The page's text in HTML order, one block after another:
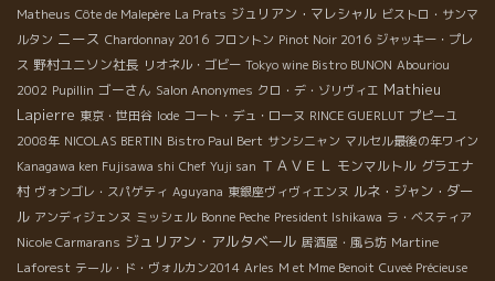
Matheus Côte de Malepère La Prats ジュリアン・マレシャル ビストロ・サンマ
ルタン ニース Chardonnay 2016 フロントン Pinot Noir 2016 ジャッキー・プレ
ス 野村ユニソン社長 リオネル・ゴビー Tokyo wine Bistro BUNON Abouriou
2002 Pupillin ゴーさん Salon Anonymes クロ・デ・ゾリヴィエ Mathieu
Lapierre 東京・世田谷 Iode コート・デュ・ローヌ RINCE GUERLUT プピーユ
2008年 NICOLAS BERTIN Bistro Paul Bert サンシニャン マルセル最後の年ワイン
Kanagawa ken Fujisawa shi Chef Yuji san ＴＡＶＥＬ モンマルトル グラエナ
村 ヴォンゴレ・スパゲティ Aguyana 東銀座ヴィヴィエンヌ ルネ・ジャン・ダー
ル アンディジェンヌ ミッシェル Bonne Peche President Ishikawa ラ・ベスティア
Nicole Carmarans ジュリアン・アルタベール 居酒屋・風ら坊 Martine
Laforest テール・ド・ヴォルカン2014 Arles M et Mme Benoit Cuveé Précieuse